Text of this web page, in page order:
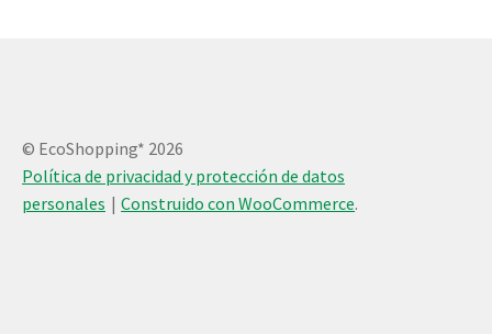
© EcoShopping* 2026
Política de privacidad y protección de datos
personales
Construido con WooCommerce.